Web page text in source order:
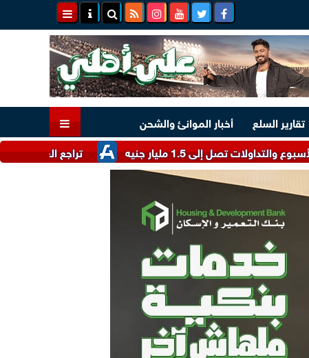
تقارير السلع
أخبار الموانئ والشحن
تراجع العملة الأوروبية.. سعر
1.5 مليار جنيه